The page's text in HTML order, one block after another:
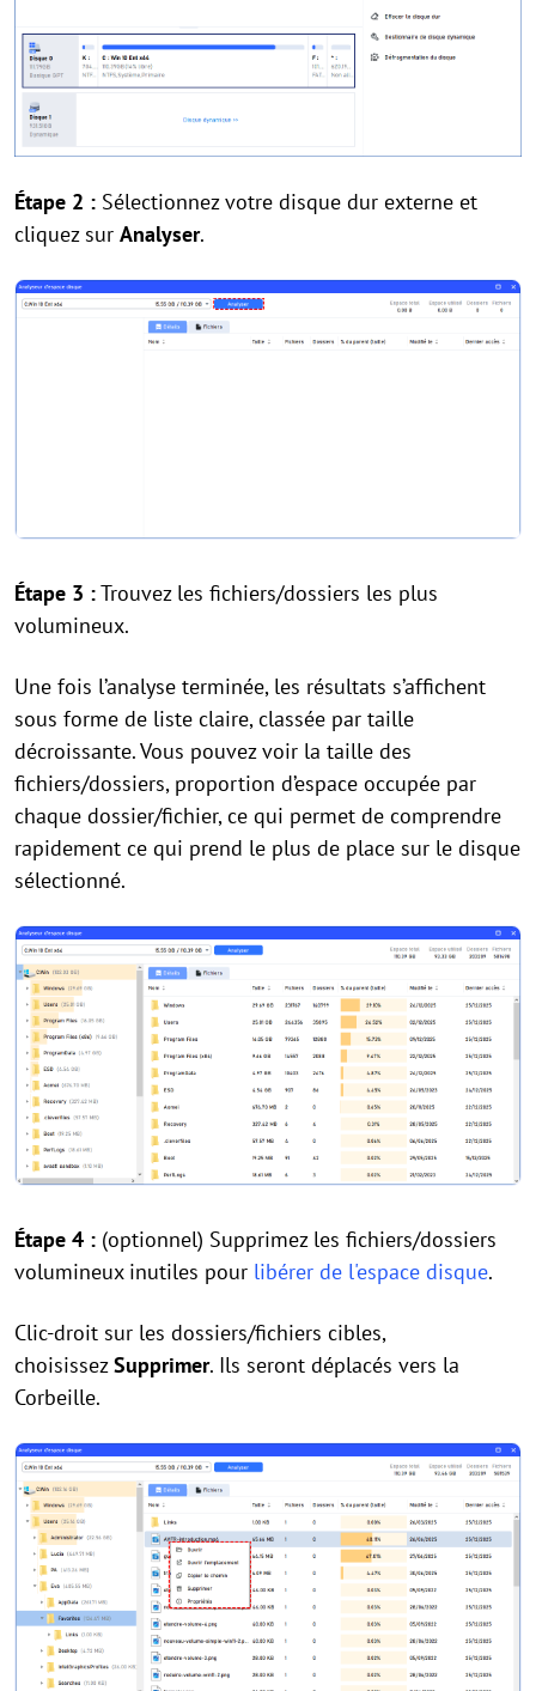
Étape 2 : Sélectionnez votre disque dur externe et
cliquez sur Analyser.
Étape 3 :Trouvez les fichiers/dossiers les plus
volumineux.
Une fois l’analyse terminée, les résultats s’affichent
sous forme de liste claire, classée par taille
décroissante. Vous pouvez voir la taille des
fichiers/dossiers, proportion d’espace occupée par
chaque dossier/fichier, ce qui permet de comprendre
rapidement ce qui prend le plus de place sur le disque
sélectionné.
Étape 4 : (optionnel) Supprimez les fichiers/dossiers
volumineux inutiles pour libérer de l'espace disque.
Clic-droit sur les dossiers/fichiers cibles,
choisissezSupprimer. Ils seront déplacés vers la
Corbeille.